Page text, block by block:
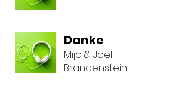
Danke
Mijo & Joel
Brandenstein